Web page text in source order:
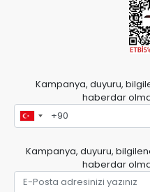
Kampanya, duyuru,
haberdar
Kampanya, duyuru,
haberdar